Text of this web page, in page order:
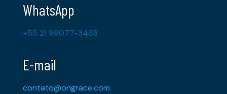
WhatsApp
+55 21 99077-3468
E-mail
contato@ongrace.com